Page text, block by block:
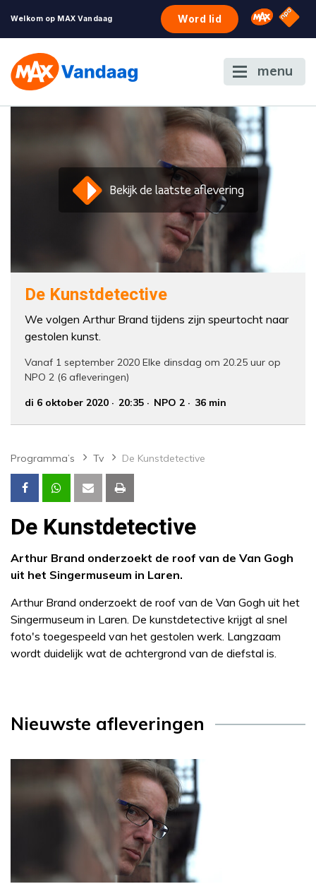
Welkom op MAX Vandaag Word lid Omroep
NPO
menu
Bekijk de laatste aflevering
De Kunstdetective
We volgen Arthur Brand tijdens zijn speurtocht naar
gestolen kunst.
Vanaf 1 september 2020 Elke dinsdag om 20.25 uur op
NPO 2 (6 afleveringen)
di 6 oktober 2020
20:35 NPO 2 36 min
Programma’s Tv De Kunstdetective
De Kunstdetective
Arthur Brand onderzoekt de roof van de Van Gogh
uit het Singermuseum in Laren.
Arthur Brand onderzoekt de roof van de Van Gogh uit het
Singermuseum in Laren. De kunstdetective krijgt al snel
foto's toegespeeld van het gestolen werk. Langzaam
wordt duidelijk wat de achtergrond van de diefstal is.
Nieuwste afleveringen